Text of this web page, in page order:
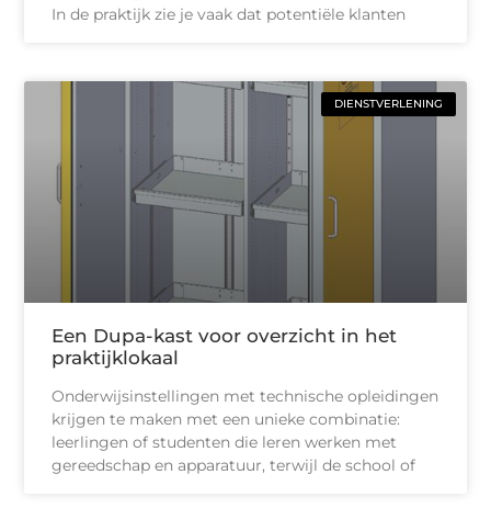
In de praktijk zie je vaak dat potentiële klanten
DIENSTVERLENING
Een Dupa-kast voor overzicht in het
praktijklokaal
Onderwijsinstellingen met technische opleidingen
krijgen te maken met een unieke combinatie:
leerlingen of studenten die leren werken met
gereedschap en apparatuur, terwijl de school of